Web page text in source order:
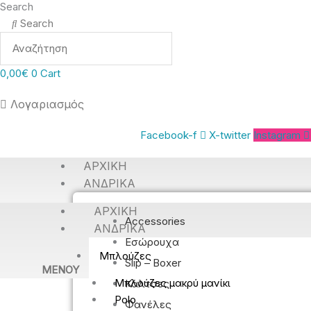
Search
Search
0,00€ 0 Cart
Λογαριασμός
Facebook-f X-twitter Instagram
ΑΡΧΙΚΉ
ΑΝΔΡΙΚΆ
Accessories
Εσώρουχα
Slip – Boxer
Κάλτσες
Φανέλες
ΑΡΧΙΚΉ
ΑΝΔΡΙΚΆ
Μπλούζες
Μπλούζες μακρύ μανίκι
Polo
MENOY